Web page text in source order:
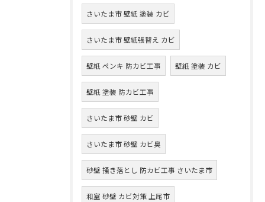
さいたま市 壁紙 塗装 カビ
さいたま市 壁紙張替え カビ
壁紙 ペンキ 防カビ工事 壁紙 塗装 カビ
壁紙 塗装 防カビ工事
さいたま市 砂壁 カビ
さいたま市 砂壁 カビ臭
砂壁 掻き落とし 防カビ工事 さいたま市
和室 砂壁 カビ対策 上尾市